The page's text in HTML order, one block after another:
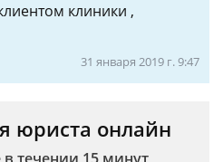
клиники ,
31 января 2019 г. 9:47
юриста онлайн